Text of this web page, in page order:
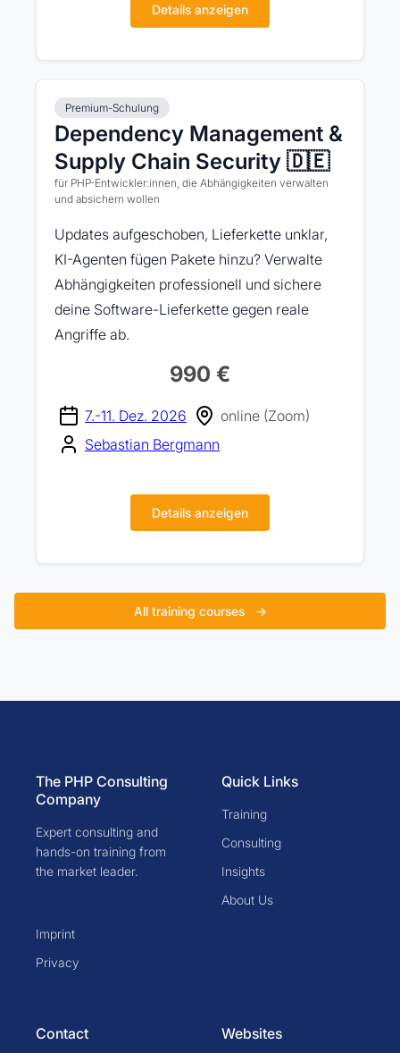
Details anzeigen
Premium-Schulung
Dependency Management &
Supply Chain Security 🇩🇪
für PHP-Entwickler:innen, die Abhängigkeiten verwalten
und absichern wollen
Updates aufgeschoben, Lieferkette unklar,
KI-Agenten fügen Pakete hinzu? Verwalte
Abhängigkeiten professionell und sichere
deine Software-Lieferkette gegen reale
Angriffe ab.
990 €
7.-11. Dez. 2026
online (Zoom)
Sebastian Bergmann
Details anzeigen
All training courses →
The PHP Consulting
Company
Expert consulting and
hands-on training from
the market leader.
Imprint
Privacy
Quick Links
Training
Consulting
Insights
About Us
Contact Websites